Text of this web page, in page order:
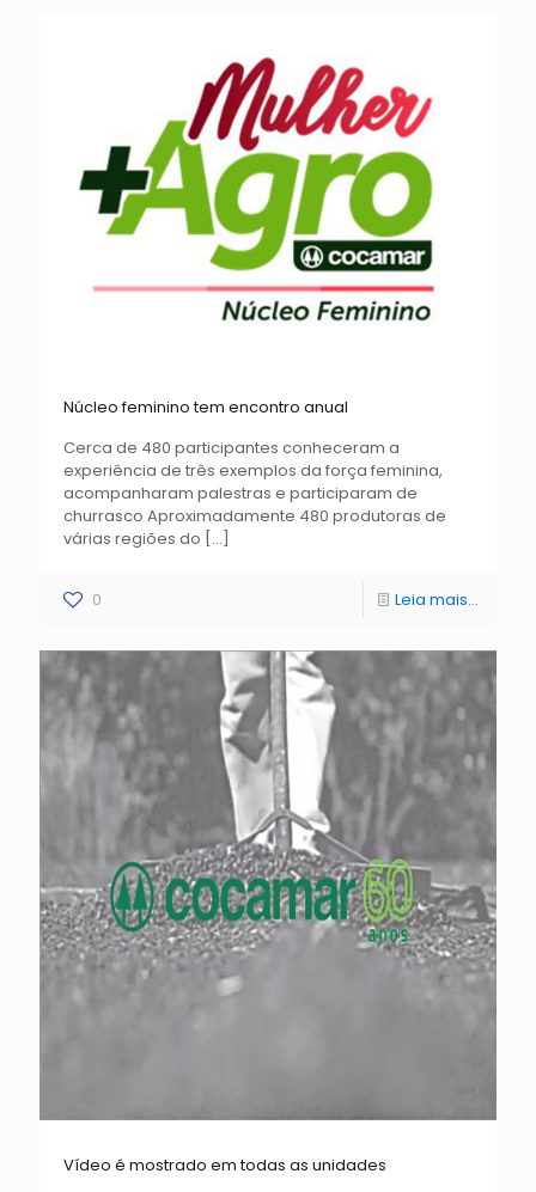
Núcleo feminino tem encontro anual
Cerca de 480 participantes conheceram a
experiência de três exemplos da força feminina,
acompanharam palestras e participaram de
churrasco Aproximadamente 480 produtoras de
várias regiões do […]
0 Leia mais...
Vídeo é mostrado em todas as unidades